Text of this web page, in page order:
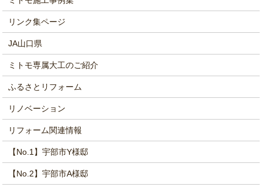
リンク集ページ
JA山口県
ミトモ専属大工のご紹介
ふるさとリフォーム
リノベーション
リフォーム関連情報
【No.1】宇部市Y様邸
【No.2】宇部市A様邸